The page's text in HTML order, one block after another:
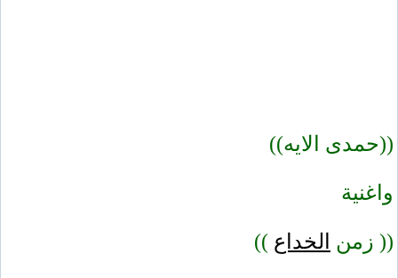
((حمدى الايه))
واغنية
(( زمن الخداع ))